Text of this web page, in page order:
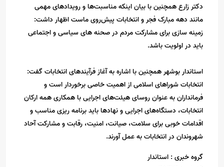
دکتر زارع همچنین با بیان اینکه مناسبت‌ها و رویدادهای مهمی
مانند دهه مبارک فجر و انتخابات پیش‌روی ماست اظهار داشت:
زمینه سازی برای مشارکت مردم در صحنه های سیاسی و اجتماعی
باید در اولویت باشد.
استاندار بوشهر همچنین با اشاره به آغاز فرآیندهای انتخابات گفت:
انتخابات شوراهای اسلامی از اهمیت خاصی برخوردار است و
فرمانداران به عنوان روسای هیئت‌های اجرایی با همکاری همه ارکان
انتخابات، دستگاه‌های اجرایی و نهادها باید برنامه ریزی مناسب و
اقدامات خوبی برای سلامت، صیانت، امنیت، رقابت و مشارکت آحاد
شهروندان در انتخابات به عمل آورند.
گروه خبری : استاندار